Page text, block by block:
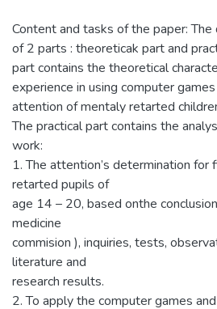
Content and tasks of the paper:
of 2 parts : theoreticak part and
part contains the theoretical
experience in using computer
attention of mentaly retarted
The practical part contains the
work:
1. The attention’s determination for
retarted pupils of
age 14 – 20, based onthe
medicine
commision ), inquiries, tests,
literature and
research results.
2. To apply the computer games